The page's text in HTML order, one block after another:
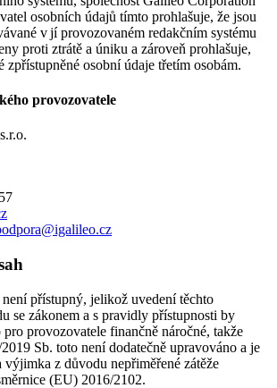
osobních údajů tímto prohlašuje, že jsou
v jí provozovaném redakčním systému
proti ztrátě a úniku a zároveň prohlašuje,
zpřístupněné osobní údaje třetím osobám.
provozovatele
přístupný, jelikož uvedení těchto
se zákonem a s pravidly přístupnosti by
provozovatele finančně náročné, takže
Sb. toto není dodatečně upravováno a je
výjimka z důvodu nepřiměřené zátěže
(EU) 2016/2102.